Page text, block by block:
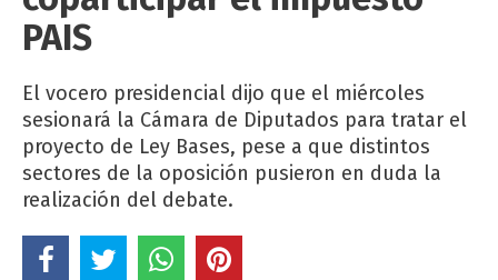
PAIS
El vocero presidencial dijo que el miércoles
sesionará la Cámara de Diputados para tratar el
proyecto de Ley Bases, pese a que distintos
sectores de la oposición pusieron en duda la
realización del debate.